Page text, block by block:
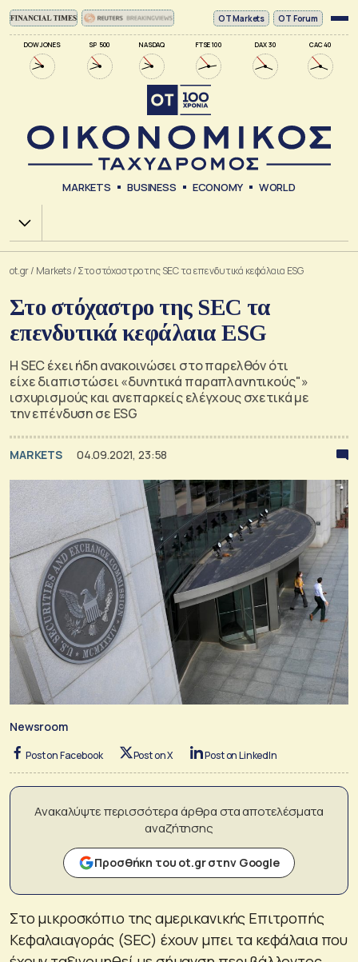
DOW JONES SP 500 NASDAQ FTSE 100 DAX 30 CAC 40
ΟΤ Markets OT Forum
MARKETS BUSINESS ECONOMY WORLD
Χ.Α.
ot.gr/ Markets/Στο στόχαστρο της SEC τα επενδυτικά κεφάλαια ESG
Στο στόχαστρο της SEC τα
επενδυτικά κεφάλαια ESG
H SEC έχει ήδη ανακοινώσει στο παρελθόν ότι
είχε διαπιστώσει «δυνητικά παραπλανητικούς"»
ισχυρισμούς και ανεπαρκείς ελέγχους σχετικά με
την επένδυση σε ESG
MARKETS 04.09.2021, 23:58
Newsroom
Post on Facebook Post on X Post on LinkedIn
Ανακαλύψτε περισσότερα άρθρα στα αποτελέσματα
αναζήτησης
Προσθήκη του ot.gr στην Google
Στο μικροσκόπιο της αμερικανικής Επιτροπής
Κεφαλαιαγοράς (SEC) έχουν μπει τα κεφάλαια που